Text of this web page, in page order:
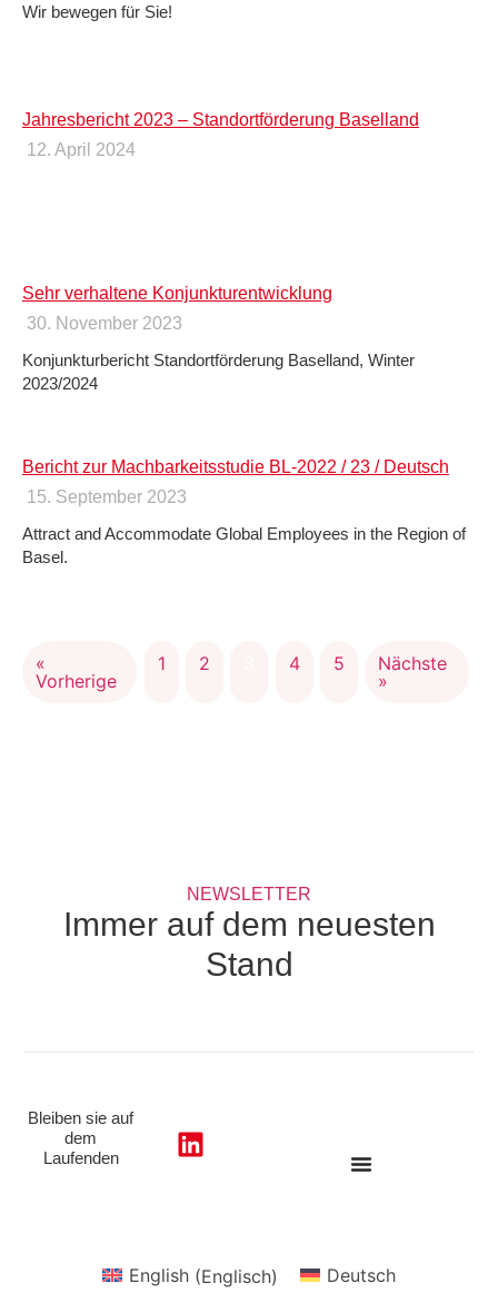
Wir bewegen für Sie!
Jahresbericht 2023 – Standortförderung Baselland
12. April 2024
Sehr verhaltene Konjunkturentwicklung
30. November 2023
Konjunkturbericht Standortförderung Baselland, Winter
2023/2024
Bericht zur Machbarkeitsstudie BL-2022 / 23 / Deutsch
15. September 2023
Attract and Accommodate Global Employees in the Region of
Basel.
«
Vorherige
1 2 4 5
Nächste
»
NEWSLETTER
Immer auf dem neuesten
Stand
Bleiben sie auf
dem
Laufenden
English (Englisch) Deutsch